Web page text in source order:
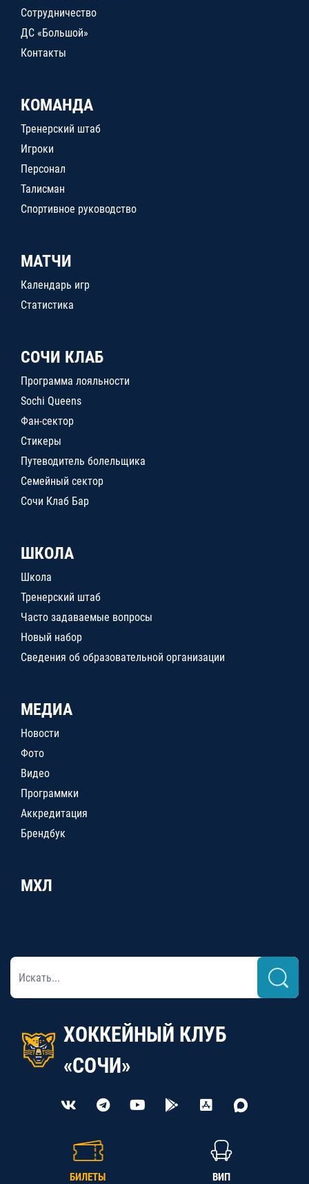
Сотрудничество
ДС «Большой»
Контакты
КОМАНДА
Тренерский штаб
Игроки
Персонал
Талисман
Спортивное руководство
МАТЧИ
Календарь игр
Статистика
СОЧИ КЛАБ
Программа лояльности
Sochi Queens
Фан-сектор
Стикеры
Путеводитель болельщика
Семейный сектор
Сочи Клаб Бар
ШКОЛА
Школа
Тренерский штаб
Часто задаваемые вопросы
Новый набор
Сведения об образовательной организации
МЕДИА
Новости
Фото
Видео
Программки
Аккредитация
Брендбук
МХЛ
ХОККЕЙНЫЙ КЛУБ
«СОЧИ»
БИЛЕТЫ ВИП